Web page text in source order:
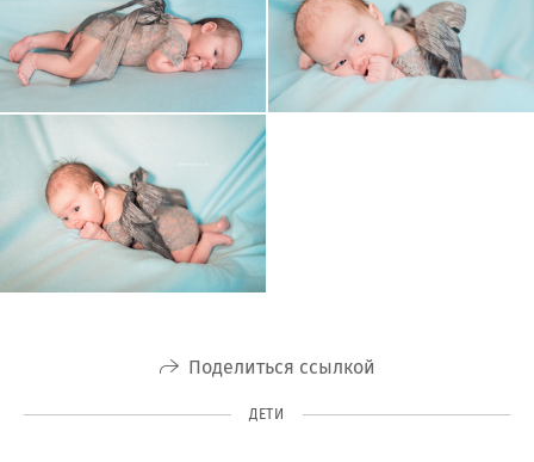
Поделиться ссылкой
ДЕТИ